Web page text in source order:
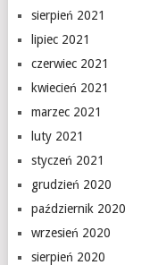
sierpień 2021
lipiec 2021
czerwiec 2021
kwiecień 2021
marzec 2021
luty 2021
styczeń 2021
grudzień 2020
październik 2020
wrzesień 2020
sierpień 2020